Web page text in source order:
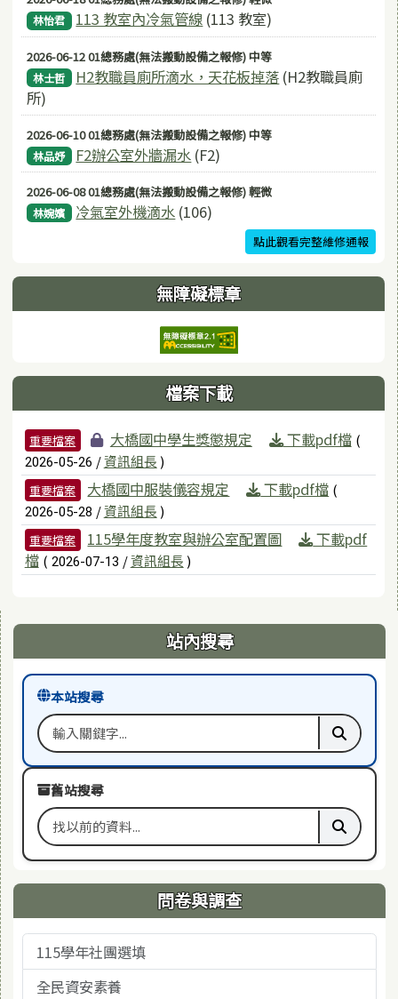
林怡君 113 教室內冷氣管線 (113 教室)
2026-06-12 01總務處(無法搬動設備之報修) 中等
林士哲 H2教職員廁所滴水，天花板掉落 (H2教職員廁
所)
2026-06-10 01總務處(無法搬動設備之報修) 中等
林品妤 F2辦公室外牆漏水 (F2)
2026-06-08 01總務處(無法搬動設備之報修) 輕微
林婉嬪 冷氣室外機滴水 (106)
點此觀看完整維修通報
無障礙標章
檔案下載
檔案列表
重要檔案 大橋國中學生獎懲規定 下載pdf檔 (
2026-05-26 /資訊組長 )
重要檔案 大橋國中服裝儀容規定 下載pdf檔 (
2026-05-28 /資訊組長 )
重要檔案 115學年度教室與辦公室配置圖
下載pdf
檔 ( 2026-07-13 /資訊組長 )
右邊區域內容 站內搜尋
本站搜尋
搜尋關鍵字 執行本
舊站搜尋
搜尋舊站關鍵字 執行舊
問卷與調查
115學年社團選填
全民資安素養